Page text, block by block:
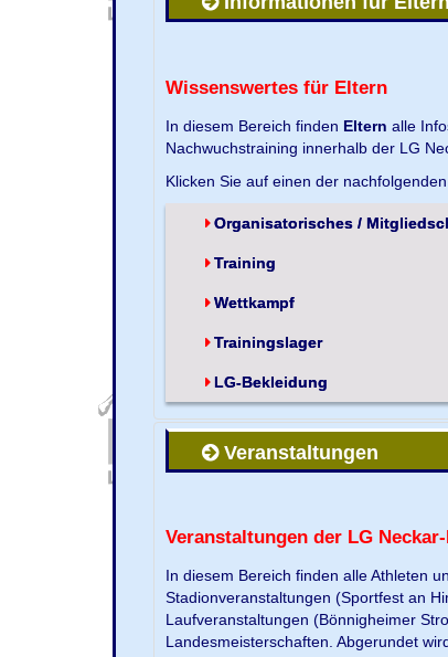
Wissenswertes für Eltern
In diesem Bereich finden Eltern alle
Nachwuchstraining innerhalb der LG
Klicken Sie auf einen der
Organisatorisches /
Training
Wettkampf
Trainingslager
LG-Bekleidung
Veranstaltungen
Veranstaltungen der LG
In diesem Bereich finden alle Athleten
Stadionveranstaltungen (Sportfest an
Laufveranstaltungen (Bönnigheimer
Landesmeisterschaften. Abgerundet